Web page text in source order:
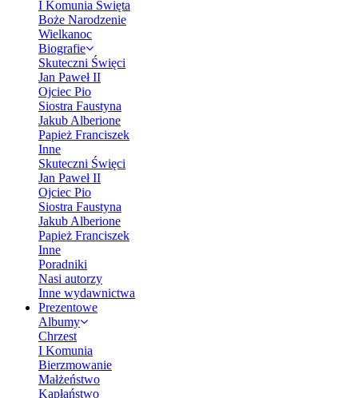
I Komunia Święta
Boże Narodzenie
Wielkanoc
Biografie
Skuteczni Święci
Jan Paweł II
Ojciec Pio
Siostra Faustyna
Jakub Alberione
Papież Franciszek
Inne
Skuteczni Święci
Jan Paweł II
Ojciec Pio
Siostra Faustyna
Jakub Alberione
Papież Franciszek
Inne
Poradniki
Nasi autorzy
Inne wydawnictwa
Prezentowe
Albumy
Chrzest
I Komunia
Bierzmowanie
Małżeństwo
Kapłaństwo